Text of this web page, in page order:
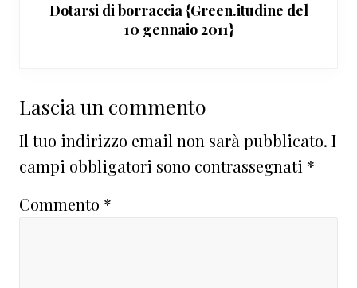
Dotarsi di borraccia {Green.itudine del
10 gennaio 2011}
Interazioni
del
lettore
Lascia un commento
Il tuo indirizzo email non sarà pubblicato. I
campi obbligatori sono contrassegnati *
Commento *